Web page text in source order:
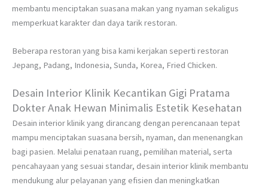
membantu menciptakan suasana makan yang nyaman sekaligus
memperkuat karakter dan daya tarik restoran.
Beberapa restoran yang bisa kami kerjakan seperti restoran
Jepang, Padang, Indonesia, Sunda, Korea, Fried Chicken.
Desain Interior Klinik Kecantikan Gigi Pratama
Dokter Anak Hewan Minimalis Estetik Kesehatan
Desain interior klinik yang dirancang dengan perencanaan tepat
mampu menciptakan suasana bersih, nyaman, dan menenangkan
bagi pasien. Melalui penataan ruang, pemilihan material, serta
pencahayaan yang sesuai standar, desain interior klinik membantu
mendukung alur pelayanan yang efisien dan meningkatkan